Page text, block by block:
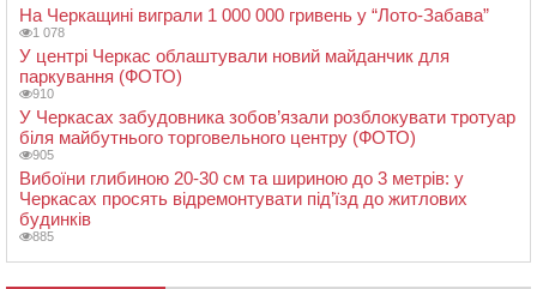
На Черкащині виграли 1 000 000 гривень у “Лото-Забава”
1 078
У центрі Черкас облаштували новий майданчик для
паркування (ФОТО)
910
У Черкасах забудовника зобов’язали розблокувати тротуар
біля майбутнього торговельного центру (ФОТО)
905
Вибоїни глибиною 20-30 см та шириною до 3 метрів: у
Черкасах просять відремонтувати під’їзд до житлових
будинків
885